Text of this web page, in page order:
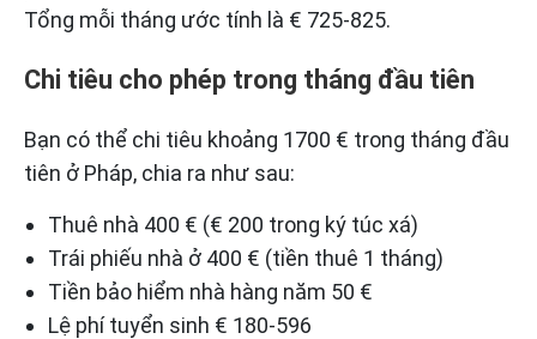
Tổng mỗi tháng ước tính là € 725-825.
Chi tiêu cho phép trong tháng đầu tiên
Bạn có thể chi tiêu khoảng 1700 € trong tháng đầu
tiên ở Pháp, chia ra như sau:
Thuê nhà 400 € (€ 200 trong ký túc xá)
Trái phiếu nhà ở 400 € (tiền thuê 1 tháng)
Tiền bảo hiểm nhà hàng năm 50 €
Lệ phí tuyển sinh € 180-596